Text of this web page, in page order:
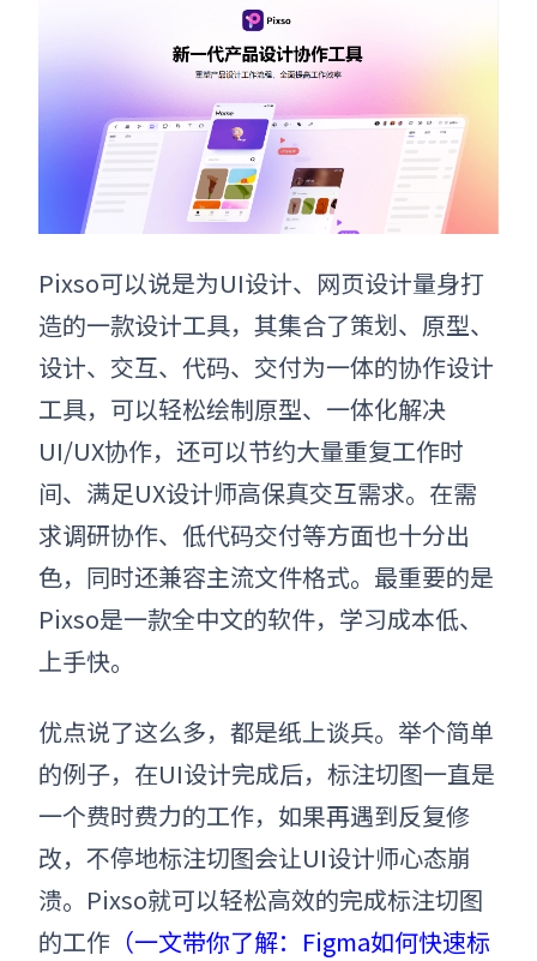
Pixso可以说是为UI设计、网页设计量身打
造的一款设计工具，其集合了策划、原型、
设计、交互、代码、 交付为一体的协作设计
工具， 可以轻松绘制原型、一体化解决
UI/UX协作，还可以节约大量重复工作时
间、满足UX设计师高保真交互需求。 在需
求调研协作、低代码交付等方面也十分出
色，同时还兼容主流文件格式。最重要的是
Pixso是一款全中文的软件，学习成本低、
上手快。
优点说了这么多，都是纸上谈兵。举个简单
的例子，在UI设计完成后，标注切图一直是
一个费时费力的工作，如果再遇到反复修
改，不停地标注切图会让UI设计师心态崩
溃。Pixso就可以轻松高效的完成标注切图
的工作 （一文带你了解：Figma如何快速标